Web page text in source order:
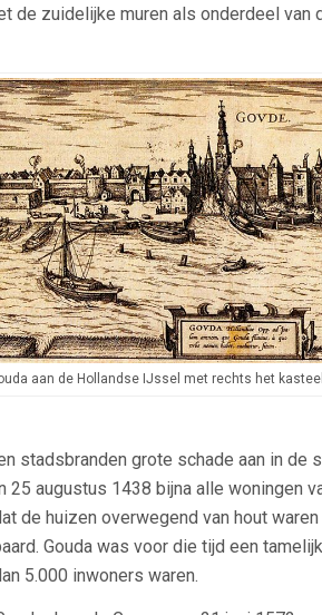
de zuidelijke muren als onderdeel
aan de Hollandse IJssel met rechts het
stadsbranden grote schade aan in de
25 augustus 1438 bijna alle woningen
de huizen overwegend van hout
Gouda was voor die tijd een
5.000 inwoners waren.